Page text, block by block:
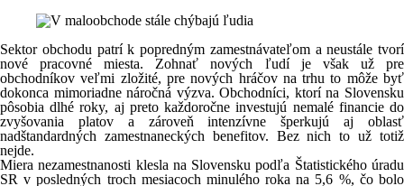
Sektor obchodu patrí k popredným zamestnávateľom a neustále tvorí
nové pracovné miesta. Zohnať nových ľudí je však už pre
obchodníkov veľmi zložité, pre nových hráčov na trhu to môže byť
dokonca mimoriadne náročná výzva. Obchodníci, ktorí na Slovensku
pôsobia dlhé roky, aj preto každoročne investujú nemalé financie do
zvyšovania platov a zároveň intenzívne šperkujú aj oblasť
nadštandardných zamestnaneckých benefitov. Bez nich to už totiž
nejde.
Miera nezamestnanosti klesla na Slovensku podľa Štatistického úradu
SR v posledných troch mesiacoch minulého roka na 5,6 %, čo bolo